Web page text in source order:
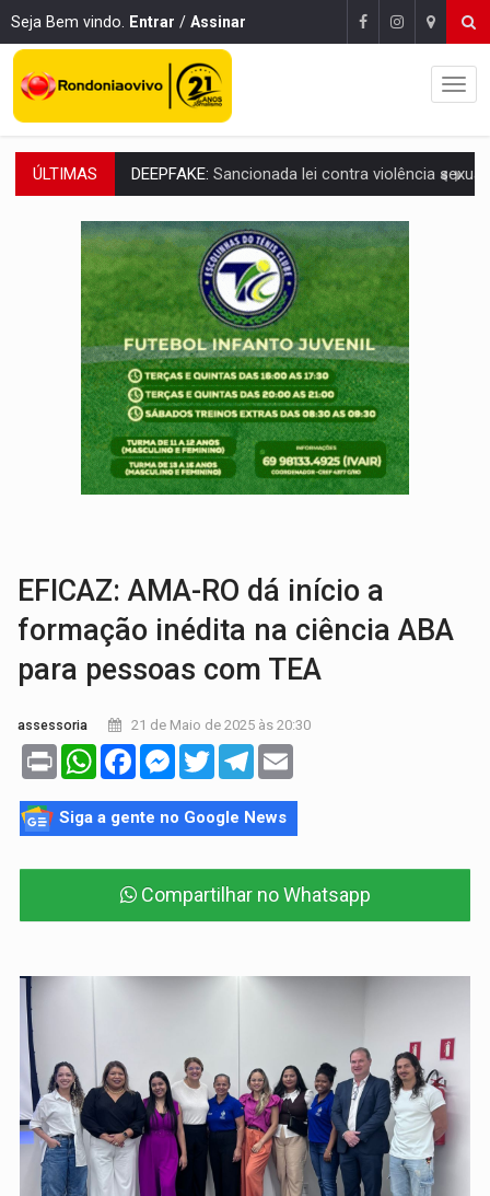
Seja Bem vindo. Entrar / Assinar
ÚLTIMAS COLEGIADO:Brasil e Rússia discutem energia nuclear, defesa e
URGENTE:Colisão entre caminhão e carro deixa quatro mortos e um em
ENCONTRO:Amazônia Negra ganha projeção nacional com participação de
PREVISÃO:Porto Velho tem chances de chuvas isoladas nesta
SINDICATOS UNIDOS:Assembleia Geral delibera greve da educação
PROCESSO SELETIVO:Rondoniaovivo abre oficina de Comunicação com
AGOSTO LILÁS:MPRO lança de portal e promove reflexão sobre trajetória da
REGULARIZAÇÃO:Refis 2026 segue até o fim do ano para
EFICAZ: AMA-RO dá início a
formação inédita na ciência ABA
para pessoas com TEA
assessoria 21 de Maio de 2025 às 20:30
Print WhatsAppFacebookMessenger
TwitterTelegram
Siga a gente no Google News
Compartilhar no Whatsapp